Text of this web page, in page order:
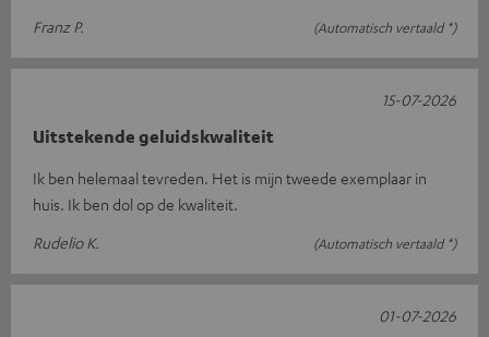
Franz P.
(Automatisch vertaald *)
Uitstekende geluidskwaliteit
Ik ben helemaal tevreden. Het is mijn tweede exemplaar in
huis. Ik ben dol op de kwaliteit.
Rudelio K.
(Automatisch vertaald *)
15-07-2026
01-07-2026